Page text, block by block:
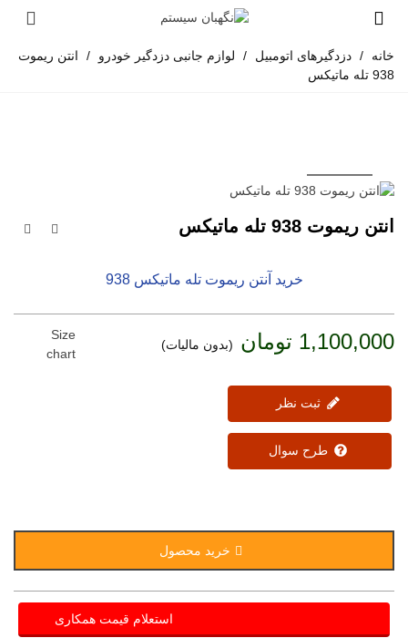
خانه / دزدگیرهای اتومبیل / لوازم جانبی دزدگیر خودرو /
انتن ریموت
938 تله ماتیکس
انتن ریموت 938 تله ماتیکس
خرید آنتن ریموت تله ماتیکس 938
1,100,000 تومان (بدون مالیات)
ثبت نظر
طرح سوال
Size
chart
خرید محصول
استعلام قیمت همکاری